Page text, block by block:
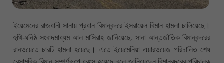
ইয়েমেনের রাজধানী সানায় প্রধান বিমানবন্দরে ইসরায়েল বিমান হামলা চালিয়েছে।
হুথি-ঘনিষ্ঠ সংবাদমাধ্যম আল মাসিরাহ জানিয়েছে, সানা আন্তর্জাতিক বিমানবন্দরের
রানওয়েতে চারটি হামলা হয়েছে। এতে ইয়েমেনিয়া এয়ারওয়েজ পরিচালিত শেষ